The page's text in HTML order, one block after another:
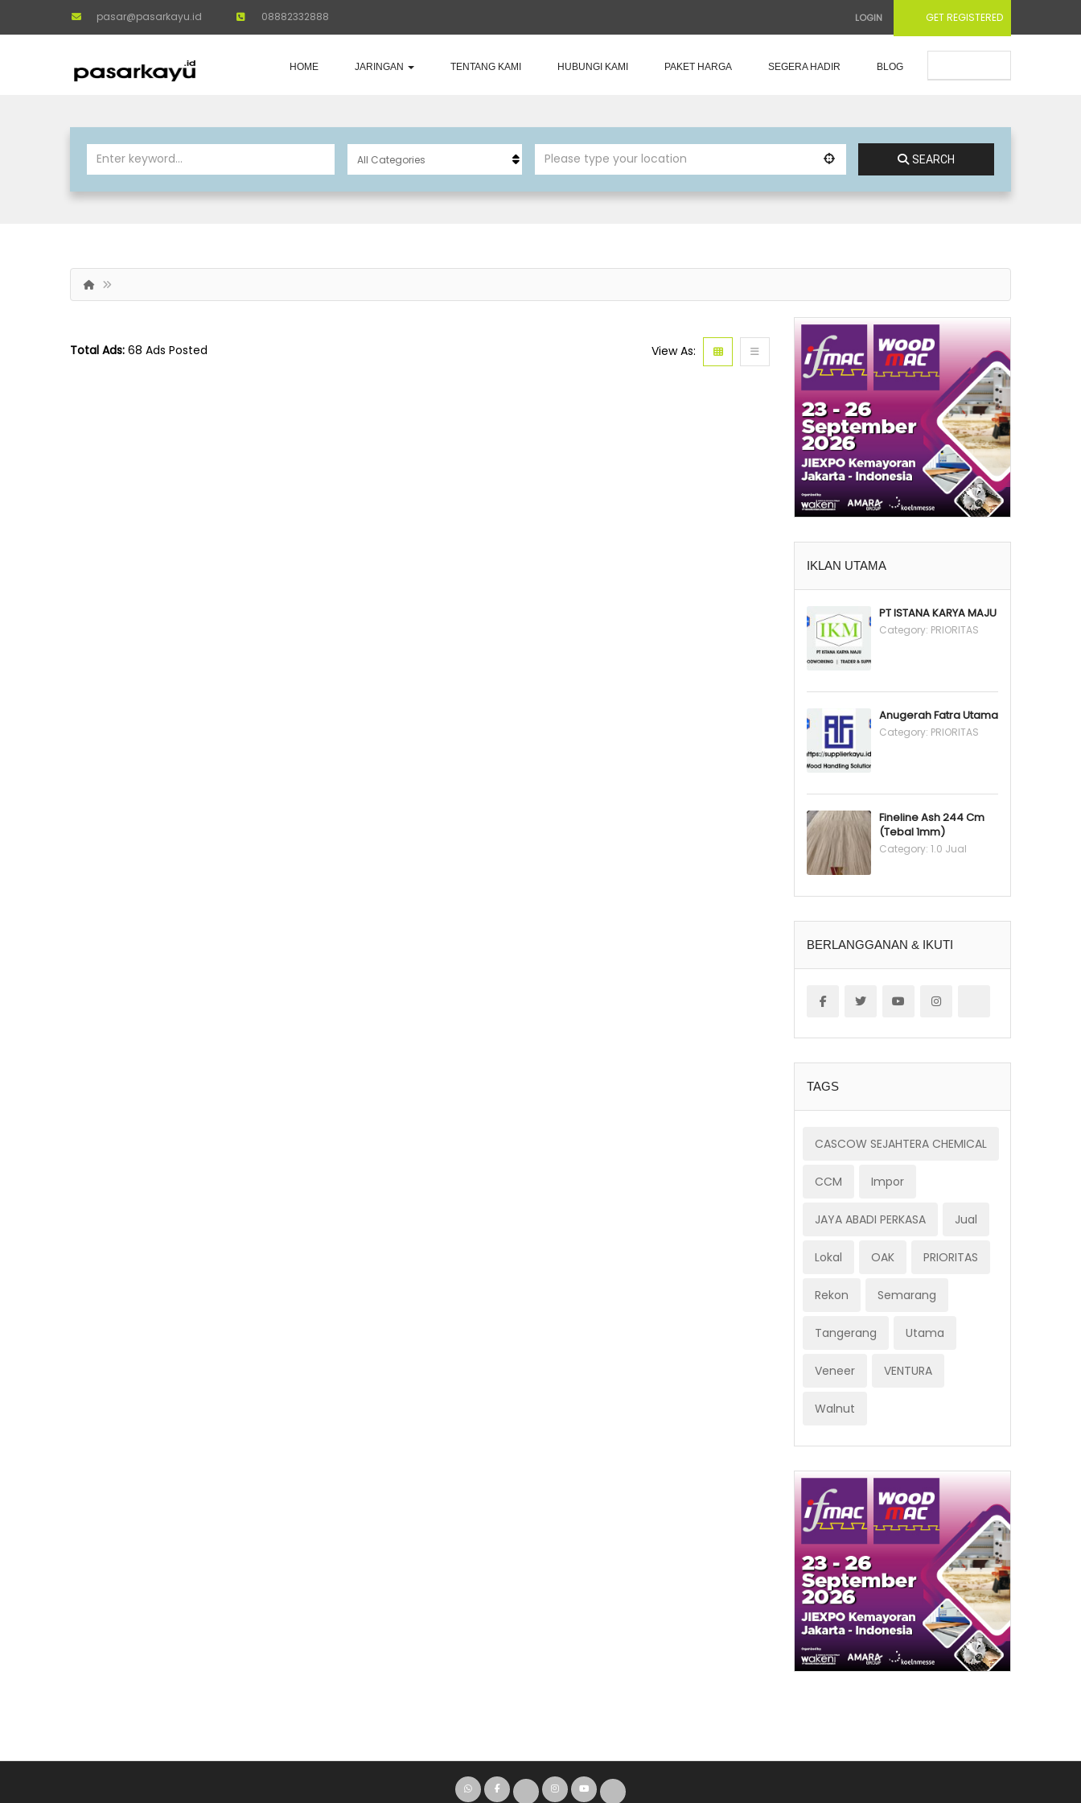
pasar@pasarkayu.id 08882332888 LOGIN GET REGISTERED
HOME JARINGAN TENTANG KAMI HUBUNGI KAMI PAKET HARGA SEGERA HADIR BLOG
SEARCH
Total Ads: 68 Ads Posted View As:
IKLAN UTAMA
PT ISTANA KARYA MAJU
Category: PRIORITAS
Anugerah Fatra Utama
Category: PRIORITAS
Fineline Ash 244 Cm
(Tebal 1mm)
Category: 1.0 Jual
BERLANGGANAN & IKUTI
TAGS
CASCOW SEJAHTERA CHEMICAL
CCM Impor
JAYA ABADI PERKASA Jual
Lokal OAK PRIORITAS
Rekon Semarang
Tangerang Utama
Veneer VENTURA
Walnut